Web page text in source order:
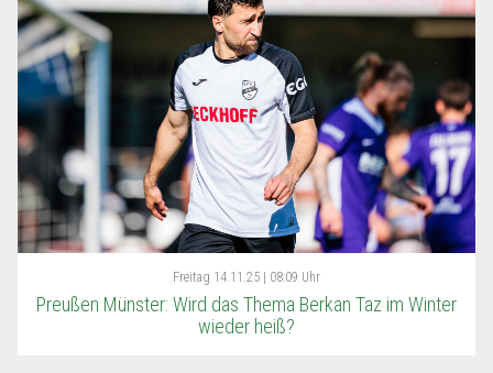
Freitag 14.11.25 | 08:09 Uhr
Preußen Münster: Wird das Thema Berkan Taz im Winter
wieder heiß?